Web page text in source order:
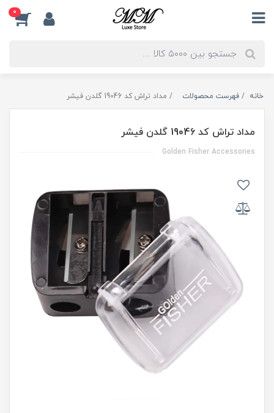
0
خانه فهرست محصولات مداد تراش کد 19046 گلدن فیشر
مداد تراش کد 19046 گلدن فیشر
Golden Fisher Accessories